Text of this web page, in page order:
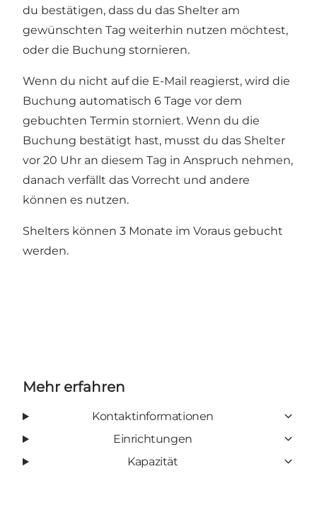
du bestätigen, dass du das Shelter am
gewünschten Tag weiterhin nutzen möchtest,
oder die Buchung stornieren.
Wenn du nicht auf die E-Mail reagierst, wird die
Buchung automatisch 6 Tage vor dem
gebuchten Termin storniert. Wenn du die
Buchung bestätigt hast, musst du das Shelter
vor 20 Uhr an diesem Tag in Anspruch nehmen,
danach verfällt das Vorrecht und andere
können es nutzen.
Shelters können 3 Monate im Voraus gebucht
werden.
Mehr erfahren
Kontaktinformationen
Einrichtungen
Kapazität